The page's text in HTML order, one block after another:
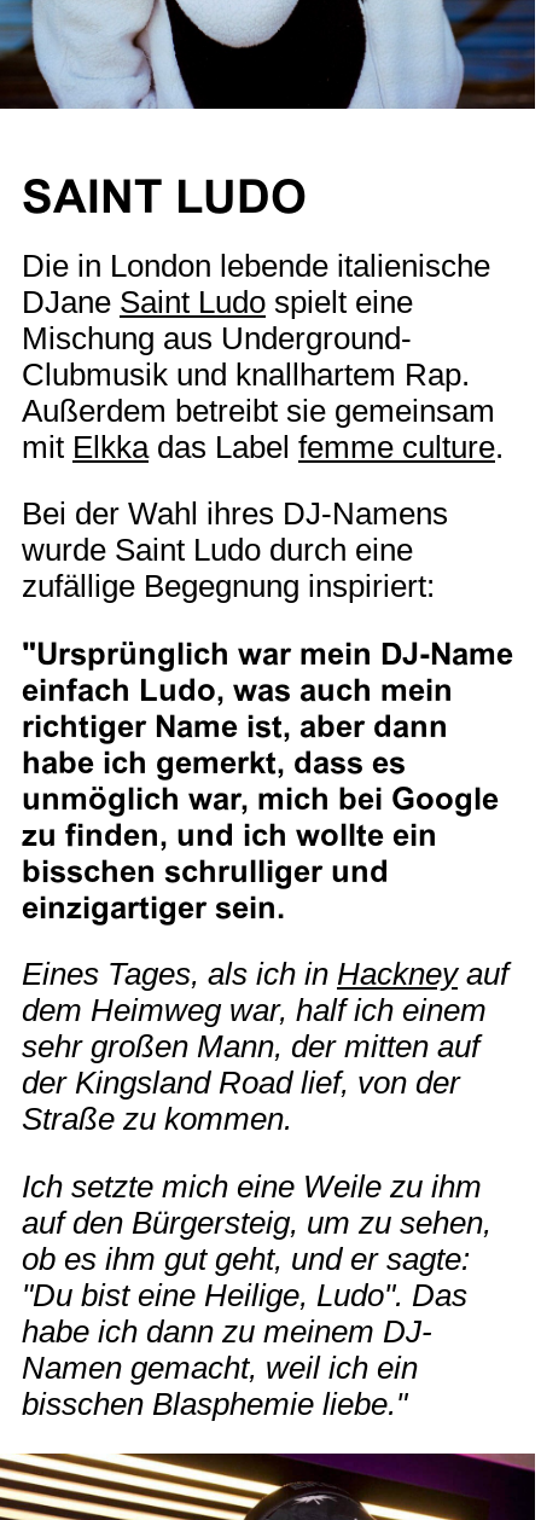
SAINT LUDO
Die in London lebende italienische
DJane Saint Ludo spielt eine
Mischung aus Underground-
Clubmusik und knallhartem Rap.
Außerdem betreibt sie gemeinsam
mit Elkka das Label femme culture.
Bei der Wahl ihres DJ-Namens
wurde Saint Ludo durch eine
zufällige Begegnung inspiriert:
"Ursprünglich war mein DJ-Name
einfach Ludo, was auch mein
richtiger Name ist, aber dann
habe ich gemerkt, dass es
unmöglich war, mich bei Google
zu finden, und ich wollte ein
bisschen schrulliger und
einzigartiger sein.
Eines Tages, als ich in Hackneyauf
dem Heimweg war, half ich einem
sehr großen Mann, der mitten auf
der Kingsland Road lief, von der
Straße zu kommen.
Ich setzte mich eine Weile zu ihm
auf den Bürgersteig, um zu sehen,
ob es ihm gut geht, und er sagte:
"Du bist eine Heilige, Ludo". Das
habe ich dann zu meinem DJ-
Namen gemacht, weil ich ein
bisschen Blasphemie liebe."